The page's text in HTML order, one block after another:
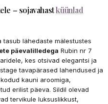
– sojavahastküünlad
tasub lähedaste mälestustes
päevalilledega Rubin nr 7
kes otsivad elegantsi ja
tavapärased lahendused ja
kauni aroomiga,
erilist päeva. Sildil olevad
tervikule luksuslikkust,